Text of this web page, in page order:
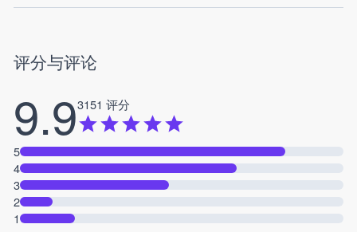
评分与评论
9.93151 评分
5
4
3
2
1